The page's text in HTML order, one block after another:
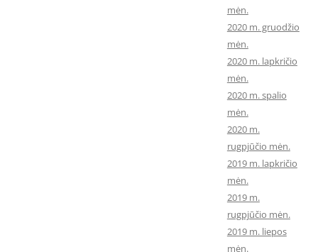
mėn.
2020 m. gruodžio
mėn.
2020 m. lapkričio
mėn.
2020 m. spalio
mėn.
2020 m.
rugpjūčio mėn.
2019 m. lapkričio
mėn.
2019 m.
rugpjūčio mėn.
2019 m. liepos
mėn.